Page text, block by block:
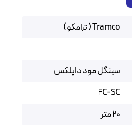
Tramco ( ترامکو )
سینگل مود داپلکس
FC-SC
20 متر